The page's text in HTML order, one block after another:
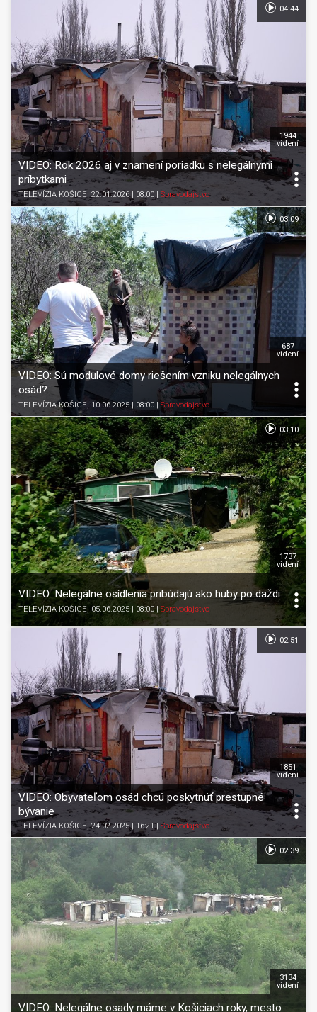
VIDEO: Rok 2026 aj v znamení poriadku s nelegálnymi
príbytkami
TELEVÍZIA KOŠICE, 22.01.2026 | 08:00| Spravodajstvo
1944
videní
04:44
VIDEO: Sú modulové domy riešením vzniku nelegálnych
osád?
TELEVÍZIA KOŠICE, 10.06.2025 | 08:00 Spravodajstvo
687
videní
03:09
VIDEO: Nelegálne osídlenia pribúdajú ako huby po daždi
TELEVÍZIA KOŠICE , 05.06.2025 | 08:00 | Spravodajstvo
1737
videní
03:10
VIDEO: Obyvateľom osád chcú poskytnúť prestupné
bývanie
TELEVÍZIA KOŠICE, 24.02.2025 | 16:21 | Spravodajstvo
1851
videní
02:51
VIDEO: Nelegálne osady máme v Košiciach roky, mesto
3134
videní
02:39